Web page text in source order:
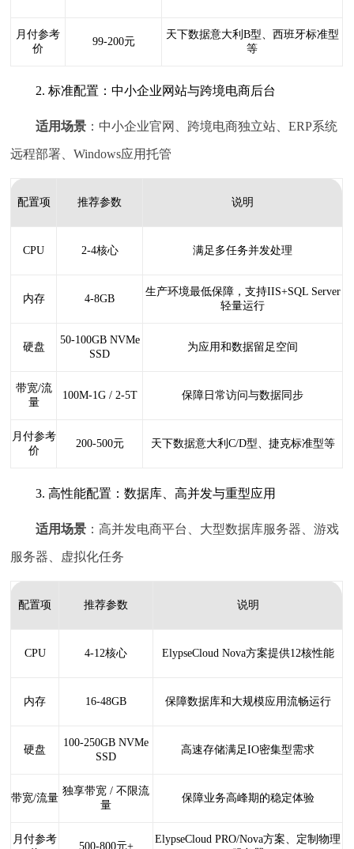
月付参考
价
99-200元
天下数据意大利B型、西班牙标准型
等
2. 标准配置：中小企业网站与跨境电商后台
适用场景 ：中小企业官网、跨境电商独立站、ERP系统
远程部署、Windows应用托管
配置项 推荐参数 说明
CPU 2-4核心 满足多任务并发处理
内存 4-8GB
生产环境最低保障，支持IIS+SQL Server
轻量运行
硬盘
50-100GB NVMe
SSD
为应用和数据留足空间
带宽/流
量
100M-1G / 2-5T 保障日常访问与数据同步
月付参考
价
200-500元 天下数据意大利C/D型、捷克标准型等
3. 高性能配置：数据库、高并发与重型应用
适用场景 ：高并发电商平台、大型数据库服务器、游戏
服务器、虚拟化任务
配置项 推荐参数 说明
CPU 4-12核心 ElypseCloud Nova方案提供12核性能
内存 16-48GB 保障数据库和大规模应用流畅运行
硬盘
100-250GB NVMe
SSD
高速存储满足IO密集型需求
带宽/流量
独享带宽 / 不限流
量
保障业务高峰期的稳定体验
月付参考
500-800元+
ElypseCloud PRO/Nova方案、定制物理